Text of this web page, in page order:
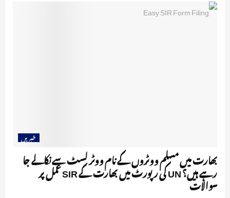
خبریں
بھارت میں مسلم ووٹروں کے نام ووٹر لسٹ سے نکالے جا
رہے ہیں؟ UN کی رپورٹ میں بھارت کے SIR عمل پر
سوالات